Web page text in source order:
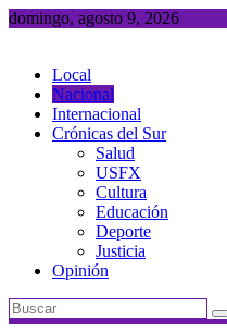
Saltar
domingo, agosto 9, 2026
Local
Nacional
Internacional
Crónicas del Sur
Salud
USFX
Cultura
Educación
Deporte
Justicia
Opinión